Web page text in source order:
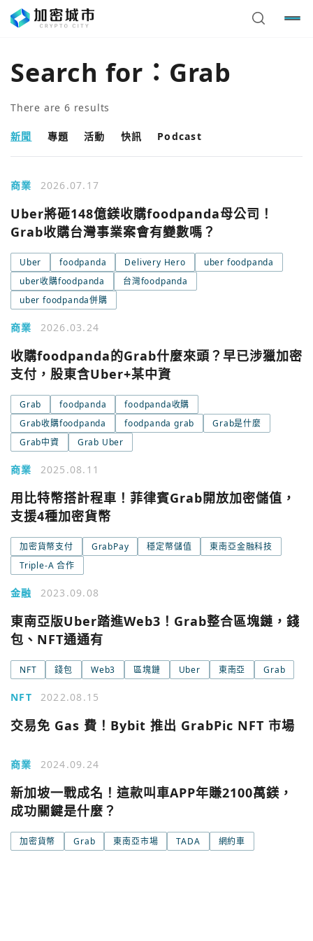
Search for： Grab
There are 6 results
新聞 專題 活動 快訊 Podcast
商業 2026.07.17
Uber將砸148億鎂收購foodpanda母公司！
Grab收購台灣事業案會有變數嗎？
Uber foodpanda Delivery Hero
uber foodpanda
uber收購foodpanda
台灣foodpanda
uber foodpanda併購
商業 2026.03.24
收購foodpanda的Grab什麼來頭？早已涉獵加密
支付，股東含Uber+某中資
Grab foodpanda
foodpanda收購
Grab收購foodpanda
foodpanda grab
Grab是什麼
Grab中資
Grab Uber
商業 2025.08.11
用比特幣搭計程車！菲律賓Grab開放加密儲值，
支援4種加密貨幣
加密貨幣支付 GrabPay 穩定幣儲值
東南亞金融科技
Triple-A 合作
金融 2023.09.08
東南亞版Uber踏進Web3！Grab整合區塊鏈，錢
包、NFT通通有
NFT 錢包 Web3 區塊鏈 Uber 東南亞 Grab
NFT 2022.08.15
交易免 Gas 費！Bybit 推出 GrabPic NFT 市場
商業 2024.09.24
新加坡一戰成名！這款叫車APP年賺2100萬鎂，
成功關鍵是什麼？
加密貨幣 Grab 東南亞市場 TADA 網約車
今日熱門
Google
您已閒置5分鐘，請點擊關閉按鈕或空白處，即可回到加密
今日熱門
關閉